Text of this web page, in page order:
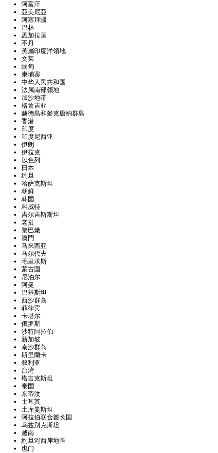
阿富汗
亞美尼亞
阿塞拜疆
巴林
孟加拉国
不丹
英屬印度洋領地
文莱
缅甸
柬埔寨
中华人民共和国
法属南部领地
加沙地带
格鲁吉亚
赫德島和麥克唐納群島
香港
印度
印度尼西亚
伊朗
伊拉克
以色列
日本
约旦
哈萨克斯坦
朝鲜
韩国
科威特
吉尔吉斯斯坦
老挝
黎巴嫩
澳門
马来西亚
马尔代夫
毛里求斯
蒙古国
尼泊尔
阿曼
巴基斯坦
西沙群岛
菲律宾
卡塔尔
俄罗斯
沙特阿拉伯
新加坡
南沙群岛
斯里蘭卡
叙利亚
台湾
塔吉克斯坦
泰国
东帝汶
土耳其
土库曼斯坦
阿拉伯联合酋长国
乌兹别克斯坦
越南
約旦河西岸地區
也门